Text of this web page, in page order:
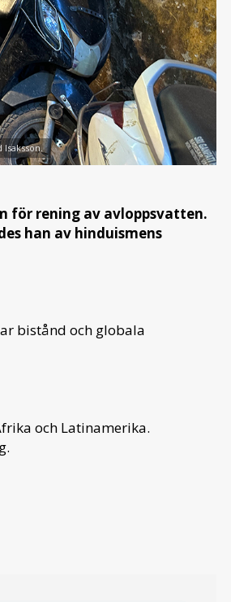
för rening av avloppsvatten.
han av hinduismens
bistånd och globala
och Latinamerika.